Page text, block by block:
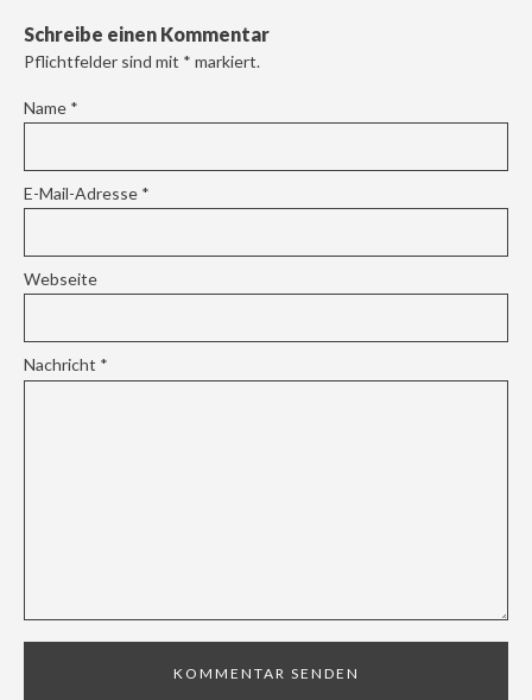
Schreibe einen Kommentar
Pflichtfelder sind mit * markiert.
Name *
E-Mail-Adresse *
Webseite
Nachricht *